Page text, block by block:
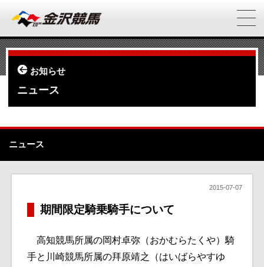
お知らせ
ニュース
ニュース
2015-07-07
期間限定騎乗騎手について
高知競馬所属の岡村卓弥（おかむらたくや）騎
手と川崎競馬所属の拜原靖之（はいばらやすゆ